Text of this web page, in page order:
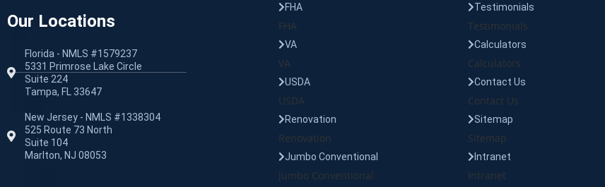
Our Locations
Florida - NMLS #1579237
5331 Primrose Lake Circle
Suite 224
Tampa, FL 33647
New Jersey - NMLS #1338304
525 Route 73 North
Suite 104
Marlton, NJ 08053
FHA
FHA
VA
VA
USDA
USDA
Renovation
Renovation
Jumbo Conventional
Jumbo Conventional
Testimonials
Testimonials
Calculators
Calculators
Contact Us
Contact Us
Sitemap
Sitemap
Intranet
Intranet